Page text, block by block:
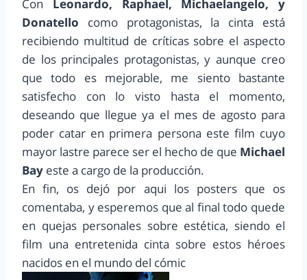
Con Leonardo, Raphael, Michaelangelo, y
Donatello como protagonistas, la cinta está
recibiendo multitud de críticas sobre el aspecto
de los principales protagonistas, y aunque creo
que todo es mejorable, me siento bastante
satisfecho con lo visto hasta el momento,
deseando que llegue ya el mes de agosto para
poder catar en primera persona este film cuyo
mayor lastre parece ser el hecho de que Michael
Bay este a cargo de la producción.
En fin, os dejó por aqui los posters que os
comentaba, y esperemos que al final todo quede
en quejas personales sobre estética, siendo el
film una entretenida cinta sobre estos héroes
nacidos en el mundo del cómic